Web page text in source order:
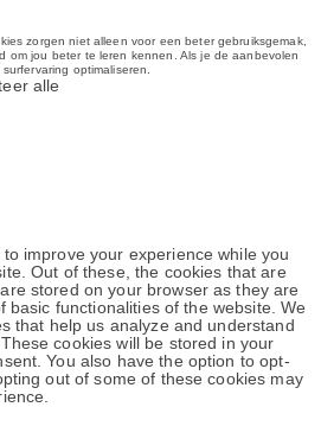
zorgen niet alleen voor een beter gebruiksgemak,
om jou beter te leren kennen. Als je de aanbevolen
optimaliseren.
alle
improve your experience while you
Out of these, the cookies that are
stored on your browser as they are
basic functionalities of the website. We
that help us analyze and understand
cookies will be stored in your
You also have the option to opt-
out of some of these cookies may